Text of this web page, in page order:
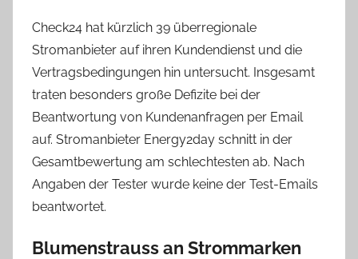
Check24 hat kürzlich 39 überregionale
Stromanbieter auf ihren Kundendienst und die
Vertragsbedingungen hin untersucht. Insgesamt
traten besonders große Defizite bei der
Beantwortung von Kundenanfragen per Email
auf. Stromanbieter Energy2day schnitt in der
Gesamtbewertung am schlechtesten ab. Nach
Angaben der Tester wurde keine der Test-Emails
beantwortet.
Blumenstrauss an Strommarken